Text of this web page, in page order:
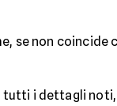
se non coincide
tutti i dettagli noti,